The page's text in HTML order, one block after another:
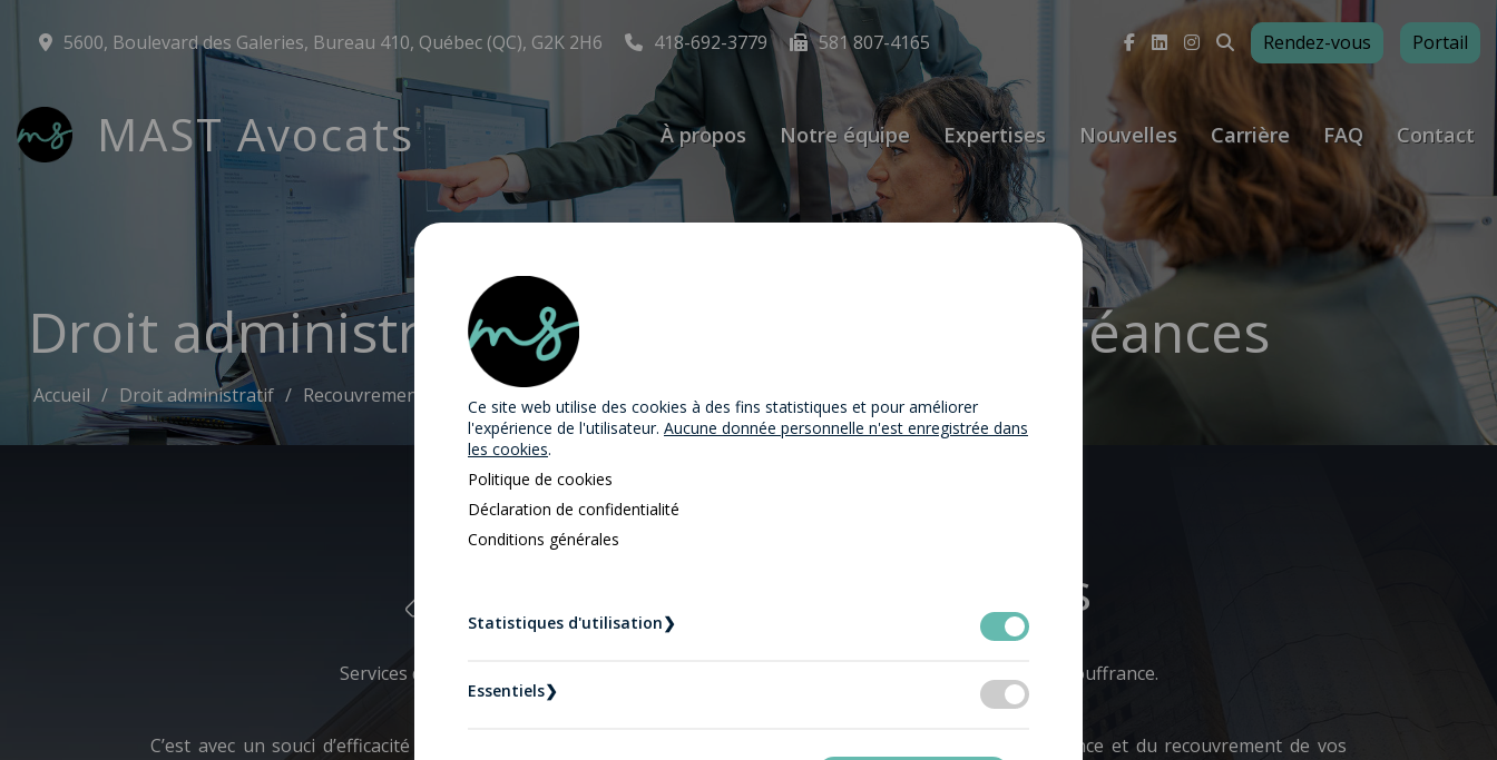
5600, Boulevard des Galeries, Bureau 410, Québec (QC), G2K 2H6 418-692-3779 581 807-4165 Rendez-vous Portail
MAST Avocats À propos Notre équipe Expertises Nouvelles Carrière FAQ Contact
Droit administratif | Recouvrement de créances
Accueil Droit administratif Recouvrement de créances
Recouvrement de créances
Services de recouvrement pour les particuliers et les entreprises en cas de comptes en souffrance.
C’est avec un souci d’efficacité que nos avocats peuvent s’occuper de la perception de comptes en souffrance et du recouvrement de vos
Ce site web utilise des cookies à des fins statistiques et pour améliorer
l'expérience de l'utilisateur. Aucune donnée personnelle n'est enregistrée dans
les cookies.
Politique de cookies
Déclaration de confidentialité
Conditions générales
Statistiques d'utilisation❯
Essentiels❯